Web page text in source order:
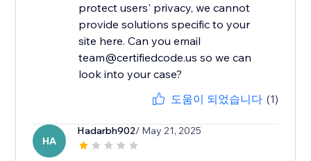
protect users' privacy, we cannot
provide solutions specific to your
site here. Can you email
team@certifiedcode.us so we can
look into your case?
도움이 되었습니다 (1)
HA
Hadarbh902/ May 21, 2025